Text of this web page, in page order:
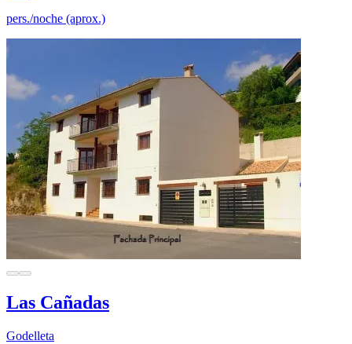
pers./noche (aprox.)
Las Cañadas
Godelleta